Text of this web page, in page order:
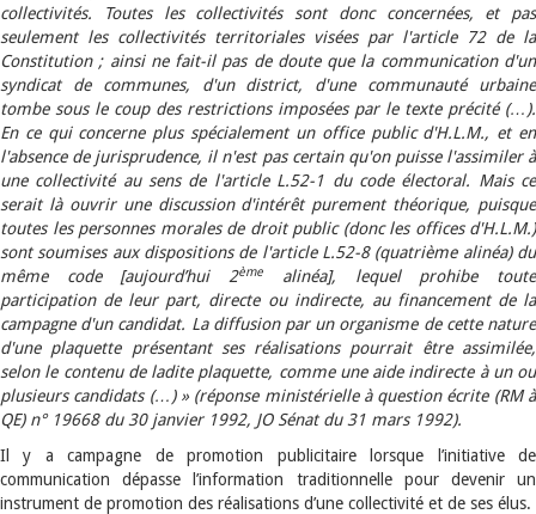
collectivités. Toutes les collectivités sont donc concernées, et pas
seulement les collectivités territoriales visées par l'article 72 de la
Constitution ; ainsi ne fait-il pas de doute que la communication d'un
syndicat de communes, d'un district, d'une communauté urbaine
tombe sous le coup des restrictions imposées par le texte précité (…).
En ce qui concerne plus spécialement un office public d'H.L.M., et en
l'absence de jurisprudence, il n'est pas certain qu'on puisse l'assimiler à
une collectivité au sens de l'article L.52-1 du code électoral. Mais ce
serait là ouvrir une discussion d'intérêt purement théorique, puisque
toutes les personnes morales de droit public (donc les offices d'H.L.M.)
sont soumises aux dispositions de l'article L.52-8 (quatrième alinéa) du
même code [aujourd’hui 2ème
alinéa], lequel prohibe toute
participation de leur part, directe ou indirecte, au financement de la
campagne d'un candidat. La diffusion par un organisme de cette nature
d'une plaquette présentant ses réalisations pourrait être assimilée,
selon le contenu de ladite plaquette, comme une aide indirecte à un ou
plusieurs candidats (…) » (réponse ministérielle à question écrite (RM à
QE) n° 19668 du 30 janvier 1992, JO Sénat du 31 mars 1992).
Il y a campagne de promotion publicitaire lorsque l’initiative de
communication dépasse l’information traditionnelle pour devenir un
instrument de promotion des réalisations d’une collectivité et de ses élus.